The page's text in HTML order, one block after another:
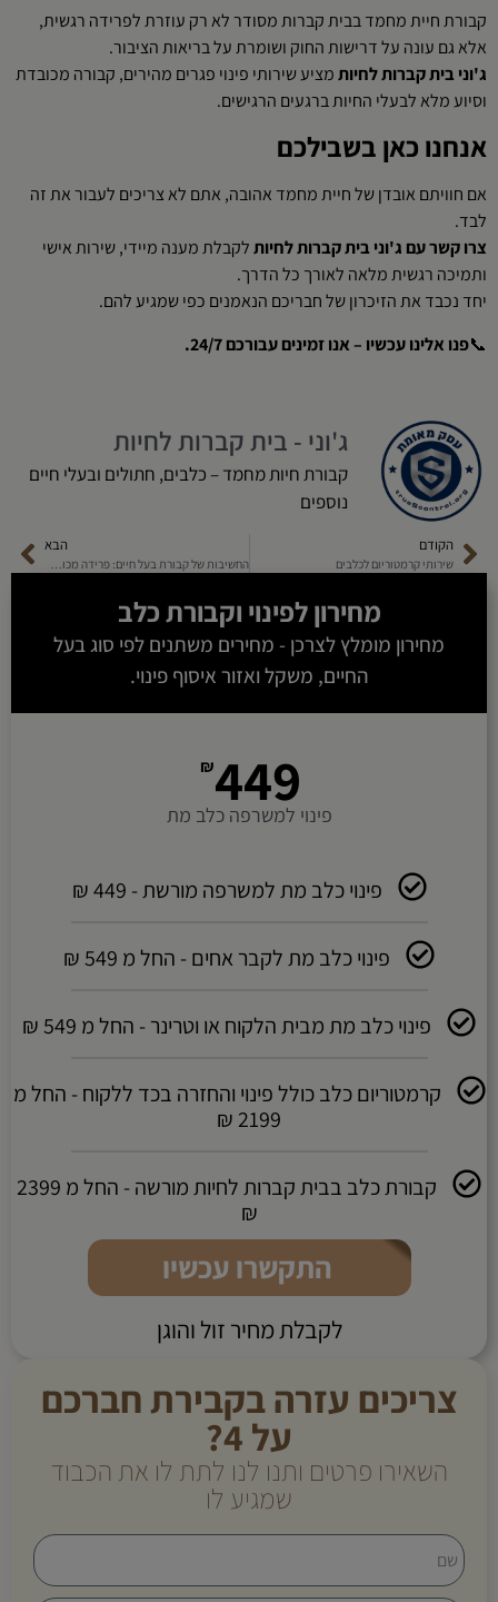
קבורת חיית מחמד בבית קברות מסודר לא רק עוזרת לפרידה רגשית,
אלא גם עונה על דרישות החוק ושומרת על בריאות הציבור.
ג'וני בית קברות לחיותמציע שירותי פינוי פגרים מהירים, קבורה מכובדת
וסיוע מלא לבעלי החיות ברגעים הרגישים.
אנחנו כאן בשבילכם
אם חוויתם אובדן של חיית מחמד אהובה, אתם לא צריכים לעבור את זה
לבד.
צרו קשר עם ג'וני בית קברות לחיותלקבלת מענה מיידי, שירות אישי
ותמיכה רגשית מלאה לאורך כל הדרך.
יחד נכבד את הזיכרון של חבריכם הנאמנים כפי שמגיע להם.
📞פנו אלינו עכשיו – אנו זמינים עבורכם 24/7 .
ג'וני - בית קברות לחיות
קבורת חיות מחמד – כלבים, חתולים ובעלי חיים
נוספים
הקודם
שירותי קרמטוריום לכלבים
הבא
החשיבות של קבורת בעל חיים: פרידה מכובדת ומשמעותית
מחירון לפינוי וקבורת כלב
מחירון מומלץ לצרכן - מחירים משתנים לפי סוג בעל
החיים, משקל ואזור איסוף פינוי.
₪449
פינוי למשרפה כלב מת
פינוי כלב מת למשרפה מורשת - 449 ₪
פינוי כלב מת לקבר אחים - החל מ 549 ₪
פינוי כלב מת מבית הלקוח או וטרינר - החל מ 549 ₪
קרמטוריום כלב כולל פינוי והחזרה בכד ללקוח - החל מ
2199 ₪
קבורת כלב בבית קברות לחיות מורשה - החל מ 2399
₪
התקשרו עכשיו
לקבלת מחיר זול והוגן
צריכים עזרה בקבירת חברכם
על 4?
השאירו פרטים ותנו לנו לתת לו את הכבוד
שמגיע לו